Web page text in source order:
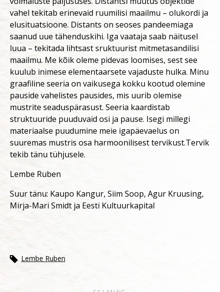
vahel tekitab erinevaid ruumilisi maailmu – olukordi ja
elusituatsioone. Distants on seoses pandeemiaga
saanud uue tähenduskihi. Iga vaataja saab näitusel
luua – tekitada lihtsast sruktuurist mitmetasandilisi
maailmu. Me kõik oleme pidevas loomises, sest see
kuulub inimese elementaarsete vajaduste hulka. Minu
graafiline seeria on vaikusega kokku kootud olemine
pauside vahelistes pausides, mis uurib olemise
mustrite seaduspärasust. Seeria kaardistab
struktuuride puuduvaid osi ja pause. Isegi millegi
materiaalse puudumine meie igapäevaelus on
suuremas mustris osa harmoonilisest tervikust.Tervik
tekib tänu tühjusele.
Lembe Ruben
Suur tänu: Kaupo Kangur, Siim Soop, Agur Kruusing,
Mirja-Mari Smidt ja Eesti Kultuurkapital
Lembe Ruben